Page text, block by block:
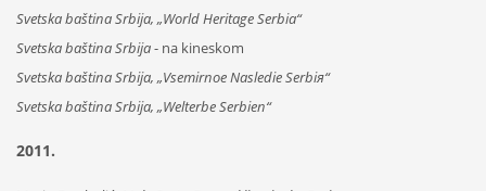
Svetska baština Srbija, „World Heritage Serbia“
Svetska baština Srbija- na kineskom
Svetska baština Srbija, „Vsemirnoe Nasledie Serbiя“
Svetska baština Srbija, „Welterbe Serbien“
2011.